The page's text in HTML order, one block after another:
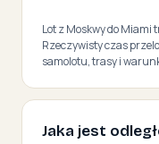
Lot z Moskwy do Miami
Rzeczywisty czas
samolotu, trasy i
Jaka jest